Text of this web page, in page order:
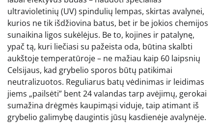
ultravioletinių (UV) spindulių lempas, skirtas avalynei,
kurios ne tik išdžiovina batus, bet ir be jokios chemijos
sunaikina ligos sukėlėjus. Be to, kojines ir patalynę,
ypač tą, kuri liečiasi su pažeista oda, būtina skalbti
aukštoje temperatūroje – ne mažiau kaip 60 laipsnių
Celsijaus, kad grybelio sporos būtų patikimai
neutralizuotos. Reguliarus batų vėdinimas ir leidimas
jiems „pailsėti” bent 24 valandas tarp avėjimų, gerokai
sumažina drėgmės kaupimąsi viduje, taip atimant iš
grybelio galimybę daugintis jūsų kasdienėje avalynėje.